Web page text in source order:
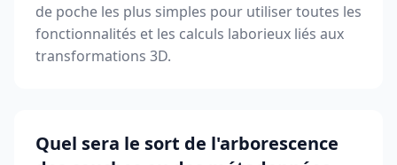
de poche les plus simples pour utiliser toutes les
fonctionnalités et les calculs laborieux liés aux
transformations 3D.
Quel sera le sort de l'arborescence